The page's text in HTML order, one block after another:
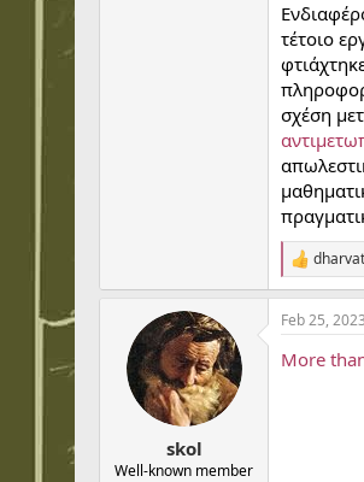
τέτοιο
σχέση
R
e
a
c
i
skol
Well-known member
Feb 25, 2023
More